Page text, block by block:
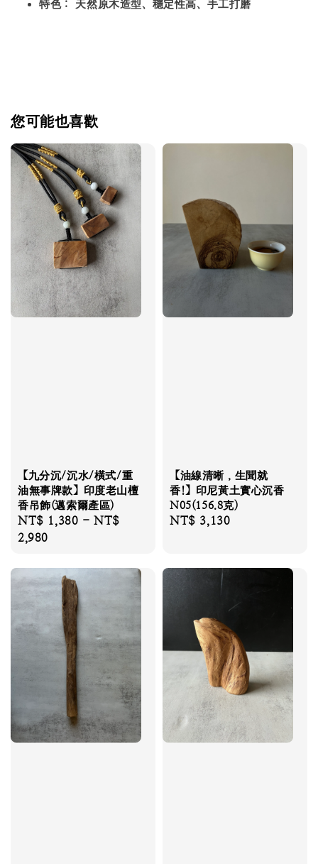
特色： 天然原木造型、穩定性高、手工打磨
您可能也喜歡
【九分沉/沉水/橫式/重
油無事牌款】印度老山檀
香吊飾(邁索爾產區)
Regular
price
NT$ 1,380 -NT$
2,980
【油線清晰，生聞就
香!】印尼黃土實心沉香
N05(156.8克)
Regular
NT$ 3,130